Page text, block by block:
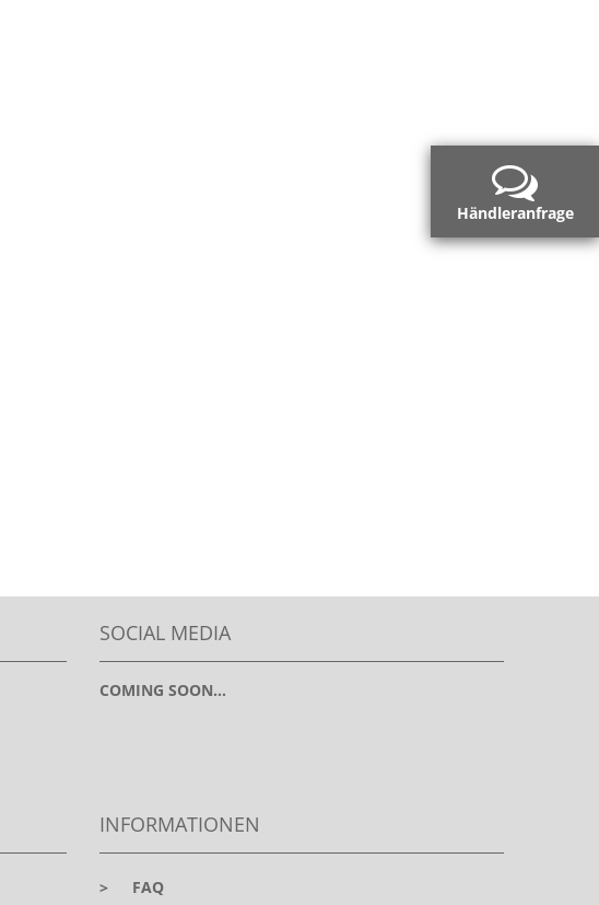
Händleranfrage
SOCIAL MEDIA
COMING SOON...
INFORMATIONEN
> FAQ